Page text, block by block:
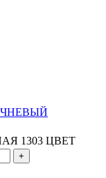
1303 ЦВЕТ